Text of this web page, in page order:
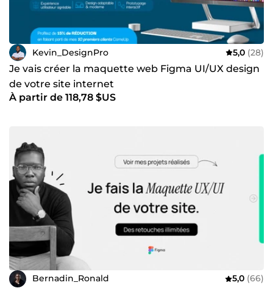
Kevin_DesignPro 5,0 (28)
Je vais créer la maquette web Figma UI/UX design
de votre site internet
À partir de 118,78 $US
Bernadin_Ronald 5,0 (66)